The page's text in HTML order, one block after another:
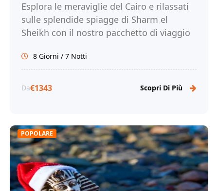
Esplora le meraviglie del Cairo e rilassati
sulle splendide spiagge di Sharm el
Sheikh con il nostro pacchetto di viaggio
8 Giorni / 7 Notti
Da€1343 Scopri Di Più
POPOLARE